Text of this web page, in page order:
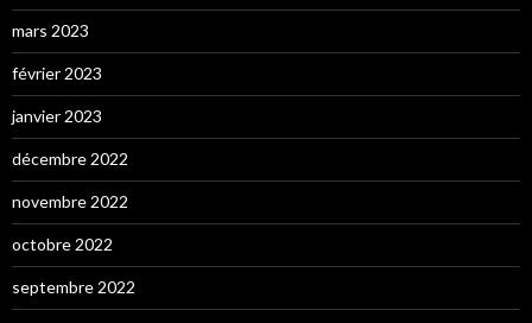
mars 2023
février 2023
janvier 2023
décembre 2022
novembre 2022
octobre 2022
septembre 2022